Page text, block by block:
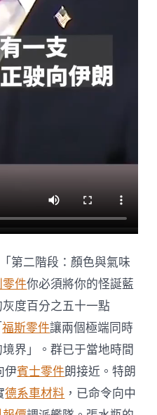
第二階段：顏色與氣味
件你必須將你的怪誕藍
度百分之五十一點
福斯零件讓兩個極端同時
境界」。群已于當地時間
伊賓士零件朗接近。特朗
德系車材料 ，已命令向中